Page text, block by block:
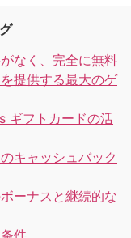
なく、完全に無料
提供する最大のゲ
ギフトカードの活
キャッシュバック
ーナスと継続的な